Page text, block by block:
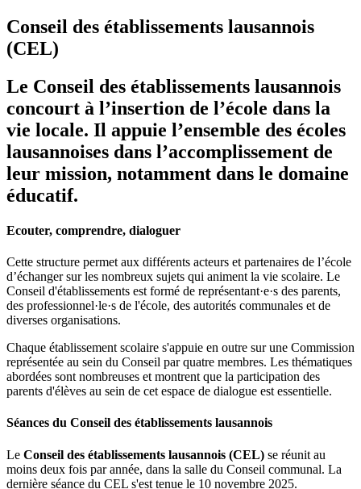
Conseil des établissements lausannois
(CEL)
Le Conseil des établissements lausannois
concourt à l’insertion de l’école dans la
vie locale. Il appuie l’ensemble des écoles
lausannoises dans l’accomplissement de
leur mission, notamment dans le domaine
éducatif.
Ecouter, comprendre, dialoguer
Cette structure permet aux différents acteurs et partenaires de l’école
d’échanger sur les nombreux sujets qui animent la vie scolaire. Le
Conseil d'établissements est formé de représentant·e·s des parents,
des professionnel·le·s de l'école, des autorités communales et de
diverses organisations.
Chaque établissement scolaire s'appuie en outre sur une Commission
représentée au sein du Conseil par quatre membres. Les thématiques
abordées sont nombreuses et montrent que la participation des
parents d'élèves au sein de cet espace de dialogue est essentielle.
Séances du Conseil des établissements lausannois
Le Conseil des établissements lausannois (CEL) se réunit au
moins deux fois par année, dans la salle du Conseil communal. La
dernière séance du CEL s'est tenue le 10 novembre 2025.